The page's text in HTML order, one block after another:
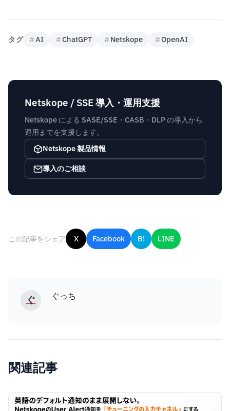
タグ #AI #ChatGPT #Netskope #OpenAI
Netskope / SSE 導入・運用支援
Netskope による SASE/SSE・CASB・DLP の導入から
運用までを支援します。
Netskope 製品情報
導入のご相談
この記事をシェア X Facebook B! LINE
ぐ ぐっち
関連記事